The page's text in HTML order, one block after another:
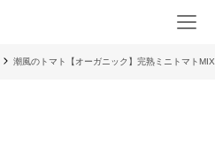
潮風のトマト【オーガニック】完熟ミニトマト